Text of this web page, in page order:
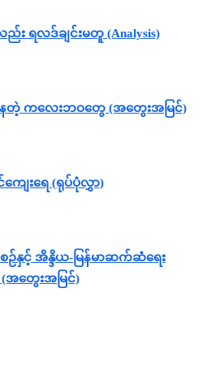
ရလဒ်ချင်းမတူ (Analysis)
နေတဲ့ ကလေးဘဝတွေ (အတွေးအမြင်)
ျေးရေ (ရုပ်ပုံလွှာ)
ဉ်နှင့် အိန္ဒိယ-မြန်မာဆက်ဆံရေး
တွေးအမြင်)